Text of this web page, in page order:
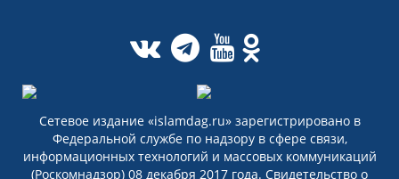
Сетевое издание «islamdag.ru» зарегистрировано в
Федеральной службе по надзору в сфере связи,
информационных технологий и массовых коммуникаций
(Роскомнадзор) 08 декабря 2017 года. Свидетельство о